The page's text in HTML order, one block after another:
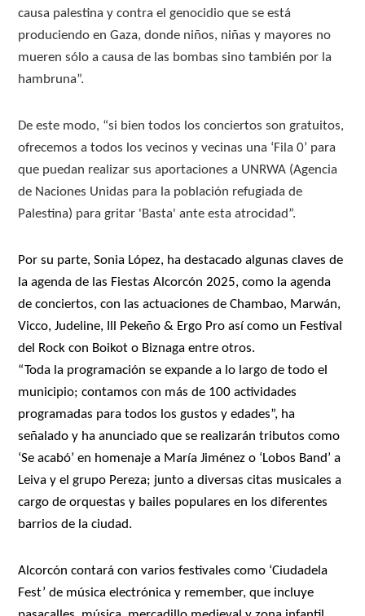
causa palestina y contra el genocidio que se está
produciendo en Gaza, donde niños, niñas y mayores no
mueren sólo a causa de las bombas sino también por la
hambruna”.
De este modo, “si bien todos los conciertos son gratuitos,
ofrecemos a todos los vecinos y vecinas una ‘Fila 0’ para
que puedan realizar sus aportaciones a UNRWA (Agencia
de Naciones Unidas para la población refugiada de
Palestina) para gritar 'Basta' ante esta atrocidad”.
Por su parte, Sonia López, ha destacado algunas claves de
la agenda de las Fiestas Alcorcón 2025, como la agenda
de conciertos, con las actuaciones de Chambao, Marwán,
Vicco, Judeline, Ill Pekeño & Ergo Pro así como un Festival
del Rock con Boikot o Biznaga entre otros.
“Toda la programación se expande a lo largo de todo el
municipio; contamos con más de 100 actividades
programadas para todos los gustos y edades”, ha
señalado y ha anunciado que se realizarán tributos como
‘Se acabó’ en homenaje a María Jiménez o ‘Lobos Band’ a
Leiva y el grupo Pereza; junto a diversas citas musicales a
cargo de orquestas y bailes populares en los diferentes
barrios de la ciudad.
Alcorcón contará con varios festivales como ‘Ciudadela
Fest’ de música electrónica y remember, que incluye